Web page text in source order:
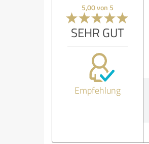
5,00 von 5
SEHR GUT
Empfehlung